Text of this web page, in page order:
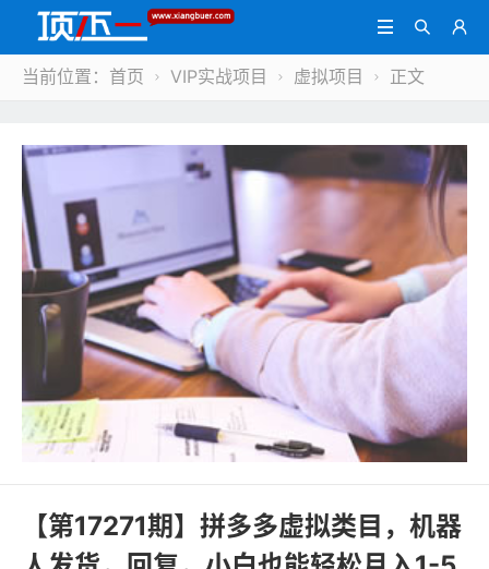



当前位置： 首页  VIP实战项目  虚拟项目  正文
【第17271期】拼多多虚拟类目，机器